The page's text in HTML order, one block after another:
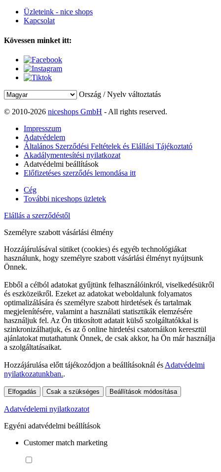
Üzleteink - nice shops
Kapcsolat
Kövessen minket itt:
Ország / Nyelv változtatás
© 2010-2026 niceshops GmbH - All rights reserved.
Impresszum
Adatvédelem
Általános Szerződési Feltételek és Elállási Tájékoztató
Akadálymentesítési nyilatkozat
Adatvédelmi beállítások
Előfizetéses szerződés lemondása itt
Cég
További niceshops üzletek
Elállás a szerződéstől
Személyre szabott vásárlási élmény
Hozzájárulásával sütiket (cookies) és egyéb technológiákat
használunk, hogy személyre szabott vásárlási élményt nyújtsunk
Önnek.
Ebből a célból adatokat gyűjtünk felhasználóinkról, viselkedésükről
és eszközeikről. Ezeket az adatokat weboldalunk folyamatos
optimalizálására és személyre szabott hirdetések és tartalmak
megjelenítésére, valamint a használati statisztikák elemzésére
használjuk fel. Az Ön titkosított adatait külső szolgáltatókkal is
szinkronizálhatjuk, és az ő online hirdetési csatornáikon keresztül
ajánlatokat mutathatunk Önnek, de csak akkor, ha Ön már használja
a szolgáltatásaikat.
Hozzájárulása előtt tájékozódjon a beállításoknál és Adatvédelmi
nyilatkozatunkban..
Elfogadás Csak a szükséges Beállítások módosítása
Adatvédelemi nyilatkozatot
Egyéni adatvédelmi beállítások
Customer match marketing